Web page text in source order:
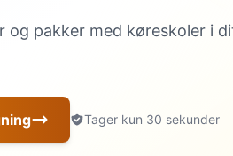
og pakker med køreskoler i
Tager kun 30 sekunder